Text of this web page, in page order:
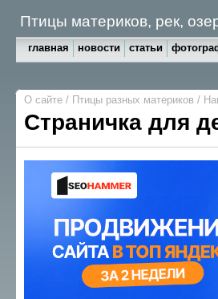
Птицы материков, рек,
главная новости статьи
О сайте / Птицы разных материков /
Страничка для